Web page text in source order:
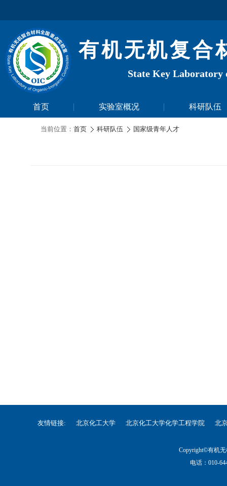
有机无机复合
State Key Laboratory
首页 实验室概况 科研队伍
当前位置： 首页 科研队伍 国家级青年人才
友情链接: 北京化工大学 北京化工大学化学工程学院 北
Copyright©有机
电话：010-